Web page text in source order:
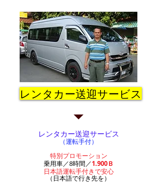
レンタカー送迎サービス
レンタカー送迎サービス
（運転手付）
特別プロモーション
乗用車／8時間／1.900Ｂ
日本語運転手付きで安心
（日本語で行き先を）